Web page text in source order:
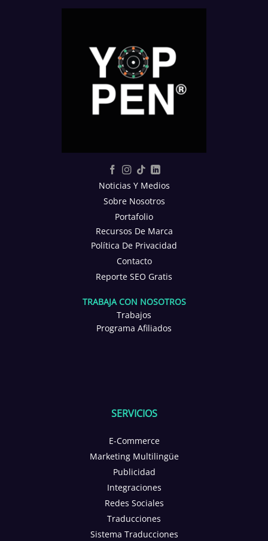
Noticias Y Medios
Sobre Nosotros
Portafolio
Recursos De Marca
Política De Privacidad
Contacto
Reporte SEO Gratis
TRABAJA CON NOSOTROS
Trabajos
Programa Afiliados
SERVICIOS
E-Commerce
Marketing Multilingüe
Publicidad
Integraciones
Redes Sociales
Traducciones
Sistema Traducciones